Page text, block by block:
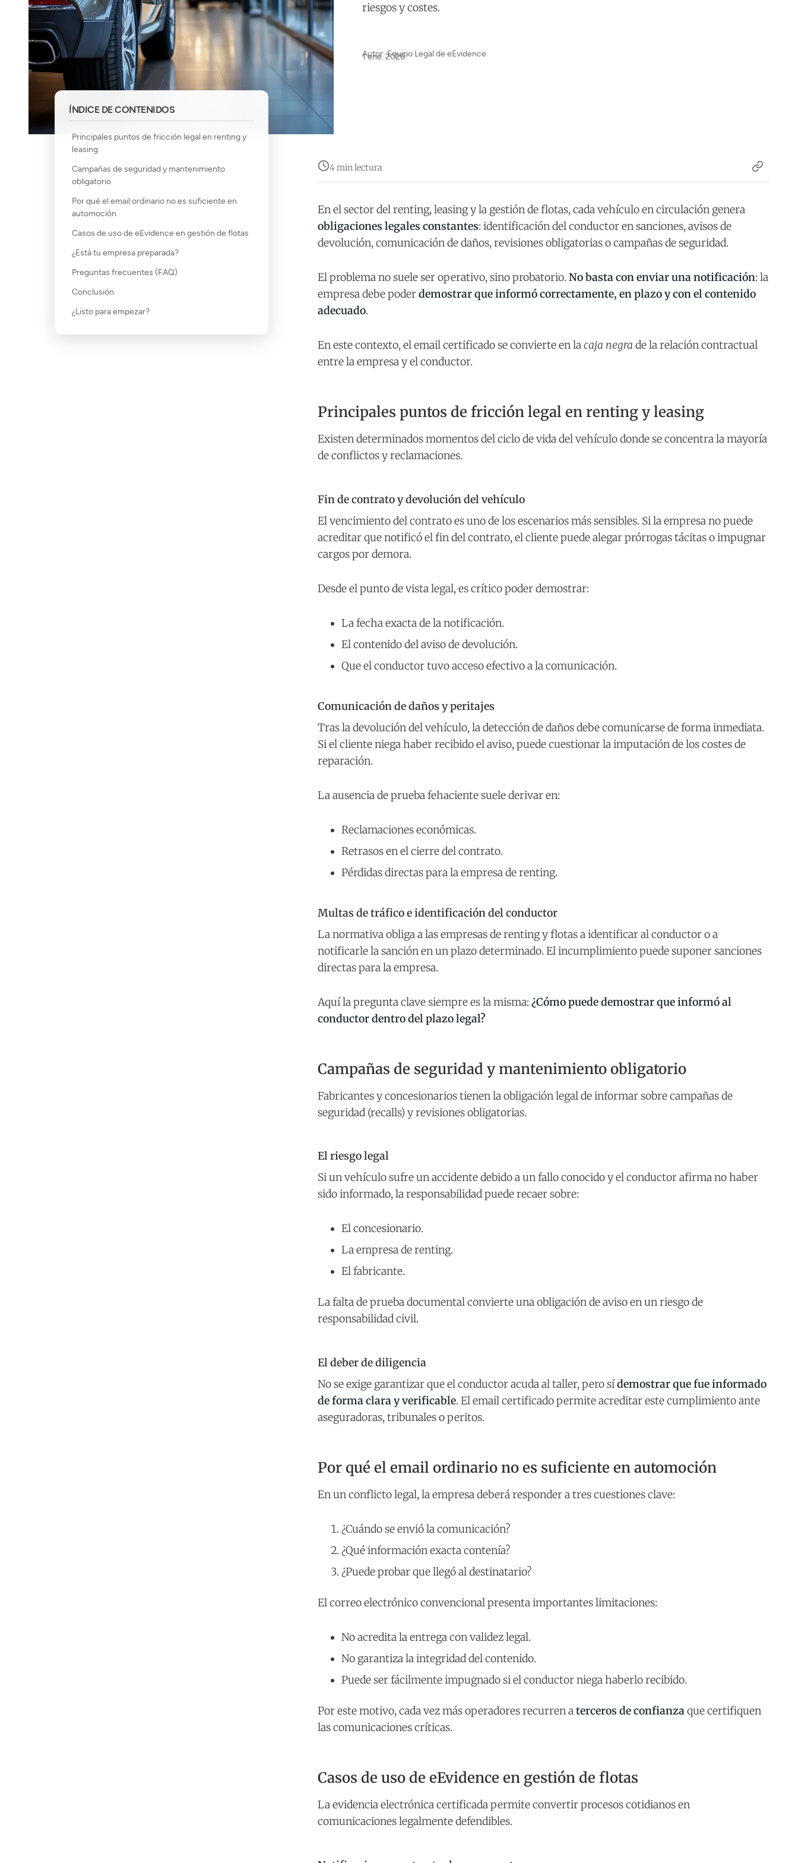
ÍNDICE DE CONTENIDOS
Principales puntos de fricción legal en renting y
leasing
Campañas de seguridad y mantenimiento
obligatorio
Por qué el email ordinario no es suficiente en
automoción
Casos de uso de eEvidence en gestión de flotas
¿Está tu empresa preparada?
Preguntas frecuentes (FAQ)
Conclusión
¿Listo para empezar?
riesgos y costes.
Autor: Equipo Legal de eEvidence
1 ene. 2026
4 min lectura
En el sector del renting, leasing y la gestión de flotas, cada vehículo en circulación genera
obligaciones legales constantes: identificación del conductor en sanciones, avisos de
devolución, comunicación de daños, revisiones obligatorias o campañas de seguridad.
El problema no suele ser operativo, sino probatorio. No basta con enviar una notificación: la
empresa debe poderdemostrar que informó correctamente, en plazo y con el contenido
adecuado.
En este contexto, el email certificado se convierte en lacaja negra de la relación contractual
entre la empresa y el conductor.
Principales puntos de fricción legal en renting y leasing
Existen determinados momentos del ciclo de vida del vehículo donde se concentra la mayoría
de conflictos y reclamaciones.
Fin de contrato y devolución del vehículo
El vencimiento del contrato es uno de los escenarios más sensibles. Si la empresa no puede
acreditar que notificó el fin del contrato, el cliente puede alegar prórrogas tácitas o impugnar
cargos por demora.
Desde el punto de vista legal, es crítico poder demostrar:
La fecha exacta de la notificación.
El contenido del aviso de devolución.
Que el conductor tuvo acceso efectivo a la comunicación.
Comunicación de daños y peritajes
Tras la devolución del vehículo, la detección de daños debe comunicarse de forma inmediata.
Si el cliente niega haber recibido el aviso, puede cuestionar la imputación de los costes de
reparación.
La ausencia de prueba fehaciente suele derivar en:
Reclamaciones económicas.
Retrasos en el cierre del contrato.
Pérdidas directas para la empresa de renting.
Multas de tráfico e identificación del conductor
La normativa obliga a las empresas de renting y flotas a identificar al conductor o a
notificarle la sanción en un plazo determinado. El incumplimiento puede suponer sanciones
directas para la empresa.
Aquí la pregunta clave siempre es la misma: ¿Cómo puede demostrar que informó al
conductor dentro del plazo legal?
Campañas de seguridad y mantenimiento obligatorio
Fabricantes y concesionarios tienen la obligación legal de informar sobre campañas de
seguridad (recalls) y revisiones obligatorias.
El riesgo legal
Si un vehículo sufre un accidente debido a un fallo conocido y el conductor afirma no haber
sido informado, la responsabilidad puede recaer sobre:
El concesionario.
La empresa de renting.
El fabricante.
La falta de prueba documental convierte una obligación de aviso en un riesgo de
responsabilidad civil.
El deber de diligencia
No se exige garantizar que el conductor acuda al taller, pero sídemostrar que fue informado
de forma clara y verificable. El email certificado permite acreditar este cumplimiento ante
aseguradoras, tribunales o peritos.
Por qué el email ordinario no es suficiente en automoción
En un conflicto legal, la empresa deberá responder a tres cuestiones clave:
¿Cuándo se envió la comunicación?
¿Qué información exacta contenía?
¿Puede probar que llegó al destinatario?
El correo electrónico convencional presenta importantes limitaciones:
No acredita la entrega con validez legal.
No garantiza la integridad del contenido.
Puede ser fácilmente impugnado si el conductor niega haberlo recibido.
Por este motivo, cada vez más operadores recurren aterceros de confianzaque certifiquen
las comunicaciones críticas.
Casos de uso de eEvidence en gestión de flotas
La evidencia electrónica certificada permite convertir procesos cotidianos en
comunicaciones legalmente defendibles.